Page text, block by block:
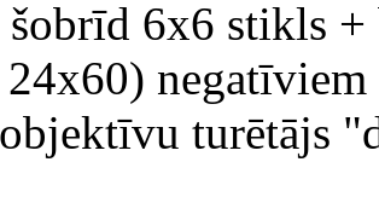
šobrīd 6x6 stikls
turētājs